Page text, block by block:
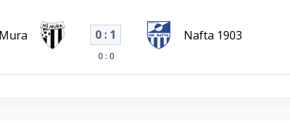
0 : 1
0 : 0
Nafta 1903